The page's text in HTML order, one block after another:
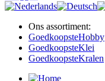
Ons assortiment:
GoedkoopsteHobby
GoedkoopsteKlei
GoedkoopsteKralen